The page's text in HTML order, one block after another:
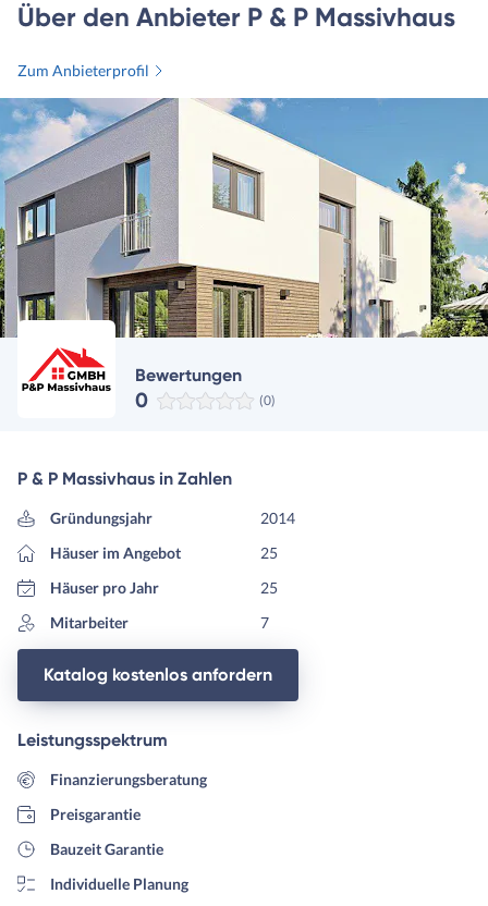
Über den Anbieter P & P Massivhaus
Zum Anbieterprofil
Bewertungen
0 (0)
P & P Massivhaus in Zahlen
Gründungsjahr
2014
Häuser im Angebot
25
Häuser pro Jahr
25
Mitarbeiter
7
Katalog kostenlos anfordern
Leistungsspektrum
Finanzierungsberatung
Preisgarantie
Bauzeit Garantie
Individuelle Planung